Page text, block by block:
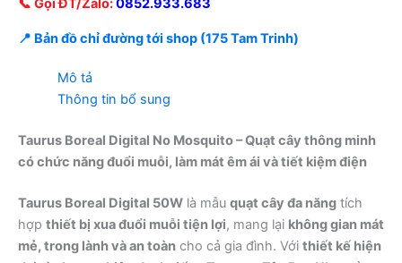
📞 Gọi ĐT/Zalo:0852.933.683
📍 Bản đồ chỉ đường tới shop (175 Tam Trinh)
Mô tả
Thông tin bổ sung
Taurus Boreal Digital No Mosquito – Quạt cây thông minh
có chức năng đuổi muỗi, làm mát êm ái và tiết kiệm điện
Taurus Boreal Digital 50W là mẫu quạt cây đa năng tích
hợp thiết bị xua đuổi muỗi tiện lợi, mang lại không gian mát
mẻ, trong lành và an toàn cho cả gia đình. Với thiết kế hiện